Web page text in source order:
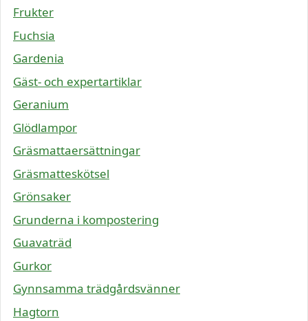
Frukter
Fuchsia
Gardenia
Gäst- och expertartiklar
Geranium
Glödlampor
Gräsmattaersättningar
Gräsmatteskötsel
Grönsaker
Grunderna i kompostering
Guavaträd
Gurkor
Gynnsamma trädgårdsvänner
Hagtorn